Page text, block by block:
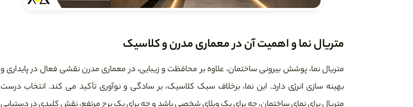
متریال نما و اهمیت آن در معماری مدرن و کلاسیک
متریال نما، پوشش بیرونی ساختمان، علاوه بر محافظت و زیبایی، در معماری مدرن نقشی فعال در پایداری و
بهینه سازی انرژی دارد. این نما، برخلاف سبک کلاسیک، بر سادگی و نوآوری تأکید می کند. انتخاب درست